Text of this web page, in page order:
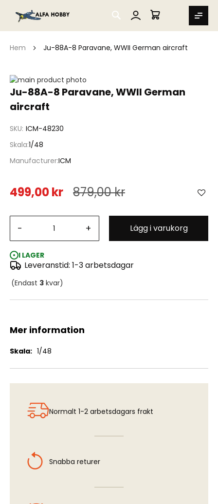
SEARCH
MIN VARUKORG
Hem Ju-88A-8 Paravane, WWII German aircraft
Ju-88A-8 Paravane, WWII German
aircraft
SKU ICM-48230
Skala 1/48
ManufacturerICM
499,00 kr 879,00 kr
- + Lägg i varukorg
I LAGER
Leveranstid: 1-3 arbetsdagar
(Endast 3 kvar)
Hoppa
till
av
Ju-88A-8 Paravane, WWII German aircraft
Hoppa
början
bildgalleriet
Mer information
Mer
1/48
Normalt 1-2 arbetsdagars frakt
Snabba returer